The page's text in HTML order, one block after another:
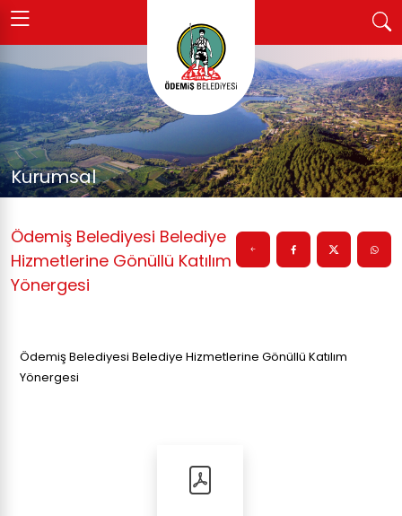
Kurumsal
Ödemiş Belediyesi Belediye
Hizmetlerine Gönüllü Katılım
Yönergesi
Ödemiş Belediyesi Belediye Hizmetlerine Gönüllü Katılım
Yönergesi